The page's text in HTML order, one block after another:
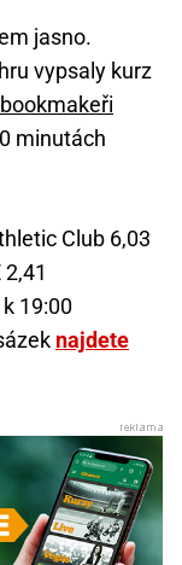
jasno.
vypsaly kurz
bookmakeři
minutách
Club 6,03
19:00
najdete